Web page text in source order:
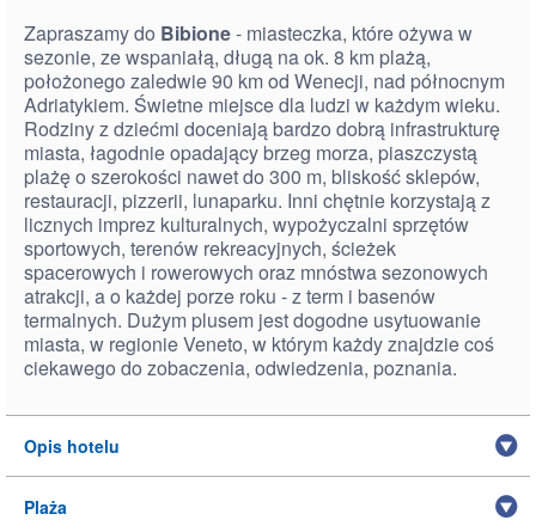
Zapraszamy do Bibione- miasteczka, które ożywa w
sezonie, ze wspaniałą, długą na ok. 8 km plażą,
położonego zaledwie 90 km od Wenecji, nad północnym
Adriatykiem. Świetne miejsce dla ludzi w każdym wieku.
Rodziny z dziećmi doceniają bardzo dobrą infrastrukturę
miasta, łagodnie opadający brzeg morza, piaszczystą
plażę o szerokości nawet do 300 m, bliskość sklepów,
restauracji, pizzerii, lunaparku. Inni chętnie korzystają z
licznych imprez kulturalnych, wypożyczalni sprzętów
sportowych, terenów rekreacyjnych, ścieżek
spacerowych i rowerowych oraz mnóstwa sezonowych
atrakcji, a o każdej porze roku - z term i basenów
termalnych. Dużym plusem jest dogodne usytuowanie
miasta, w regionie Veneto, w którym każdy znajdzie coś
ciekawego do zobaczenia, odwiedzenia, poznania.
Opis hotelu
Plaża